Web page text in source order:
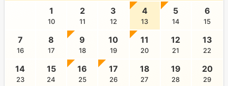
1
10
2
11
3
12
4
13
5
14
6
15
7
16
8
17
9
18
10
19
11
20
12
21
13
22
14
23
15
24
16
25
17
26
18
27
19
28
20
29